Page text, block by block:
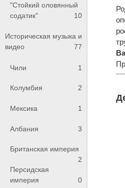
"Стойкий оловянный
содатик"
10
Историческая музыка и
видео
77
Чили 1
Колумбия 2
Мексика 1
Албания 3
Британская империя
2
Персидская
империя
0